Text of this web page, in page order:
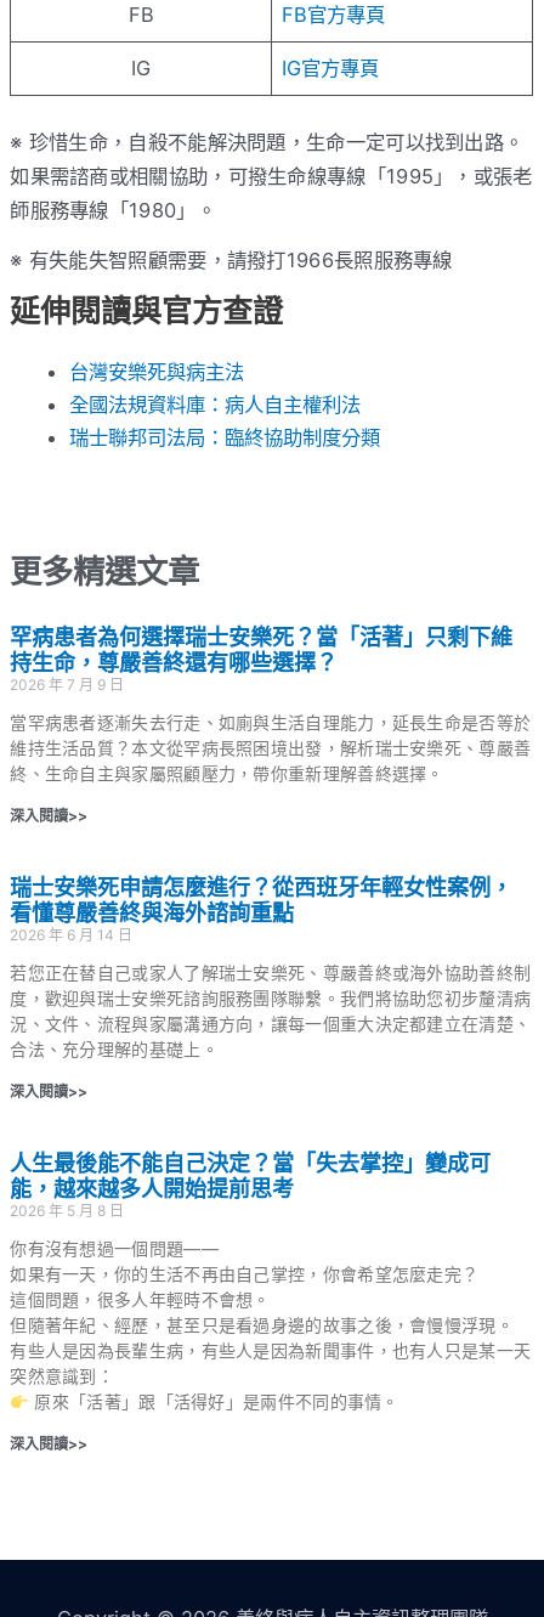
FB FB官方專頁
IG IG官方專頁
※ 珍惜生命，自殺不能解決問題，生命一定可以找到出路。
如果需諮商或相關協助，可撥生命線專線「1995」，或張老
師服務專線「1980」。
※ 有失能失智照顧需要，請撥打1966長照服務專線
延伸閱讀與官方查證
台灣安樂死與病主法
全國法規資料庫：病人自主權利法
瑞士聯邦司法局：臨終協助制度分類
更多精選文章
罕病患者為何選擇瑞士安樂死？當「活著」只剩下維
持生命，尊嚴善終還有哪些選擇？
2026 年 7 月 9 日
當罕病患者逐漸失去行走、如廁與生活自理能力，延長生命是否等於
維持生活品質？本文從罕病長照困境出發，解析瑞士安樂死、尊嚴善
終、生命自主與家屬照顧壓力，帶你重新理解善終選擇。
深入閱讀>>
瑞士安樂死申請怎麼進行？從西班牙年輕女性案例，
看懂尊嚴善終與海外諮詢重點
2026 年 6 月 14 日
若您正在替自己或家人了解瑞士安樂死、尊嚴善終或海外協助善終制
度，歡迎與瑞士安樂死諮詢服務團隊聯繫。我們將協助您初步釐清病
況、文件、流程與家屬溝通方向，讓每一個重大決定都建立在清楚、
合法、充分理解的基礎上。
深入閱讀>>
人生最後能不能自己決定？當「失去掌控」變成可
能，越來越多人開始提前思考
2026 年 5 月 8 日
你有沒有想過一個問題——
如果有一天，你的生活不再由自己掌控，你會希望怎麼走完？
這個問題，很多人年輕時不會想。
但隨著年紀、經歷，甚至只是看過身邊的故事之後，會慢慢浮現。
有些人是因為長輩生病，有些人是因為新聞事件，也有人只是某一天
突然意識到：
原來「活著」跟「活得好」是兩件不同的事情。
深入閱讀>>